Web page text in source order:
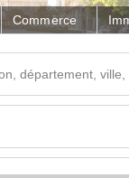
Commerce
quel(le)
région,
ville,